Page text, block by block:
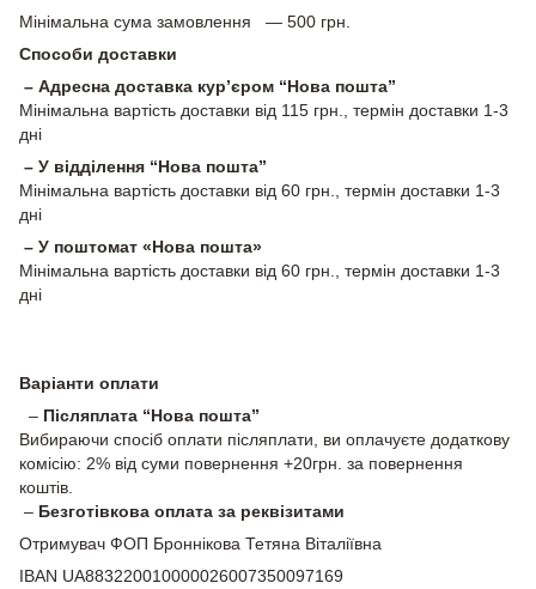
Мінімальна сума замовлення — 500 грн.
Способи доставки
– Адресна доставка кур’єром “Нова пошта”
Мінімальна вартість доставки від 115 грн., термін доставки 1-3
дні
– У відділення “Нова пошта”
Мінімальна вартість доставки від 60 грн., термін доставки 1-3
дні
– У поштомат «Нова пошта»
Мінімальна вартість доставки від 60 грн., термін доставки 1-3
дні
Варіанти оплати
– Післяплата “Нова пошта”
Вибираючи спосіб оплати післяплати, ви оплачуєте додаткову
комісію: 2% від суми повернення +20грн. за повернення
коштів.
– Безготівкова оплата за реквізитами
Отримувач ФОП Броннікова Тетяна Віталіївна
IBAN UA883220010000026007350097169